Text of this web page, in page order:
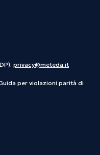
privacy@meteda.it
per violazioni parità di